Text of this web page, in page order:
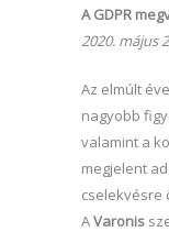
A GDPR
2020. május
Az elmúlt
nagyobb
valamint a
megjelent
cselekvésre
AVaronis